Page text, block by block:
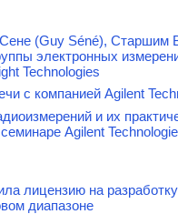
(Guy Séné), Старшим
электронных
Technologies
с компанией Agilent
и их
Agilent
лицензию на
диапазоне